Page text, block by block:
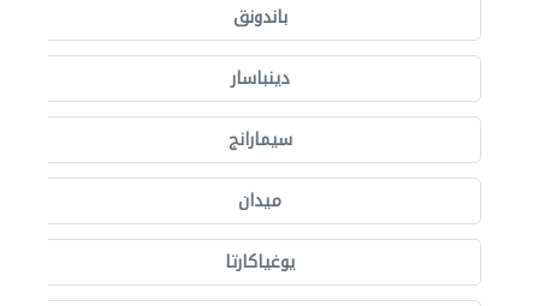
باندونق
دينباسار
سيمارانج
ميدان
يوغياكارتا